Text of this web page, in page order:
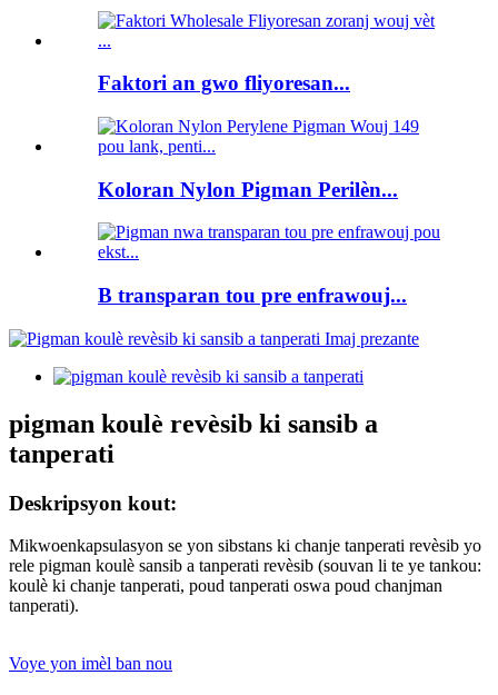
Faktori an gwo fliyoresan...
Koloran Nylon Pigman Perilèn...
B transparan tou pre enfrawouj...
pigman koulè revèsib ki sansib a
tanperati
Deskripsyon kout:
Mikwoenkapsulasyon se yon sibstans ki chanje tanperati revèsib yo
rele pigman koulè sansib a tanperati revèsib (souvan li te ye tankou:
koulè ki chanje tanperati, poud tanperati oswa poud chanjman
tanperati).
Voye yon imèl ban nou